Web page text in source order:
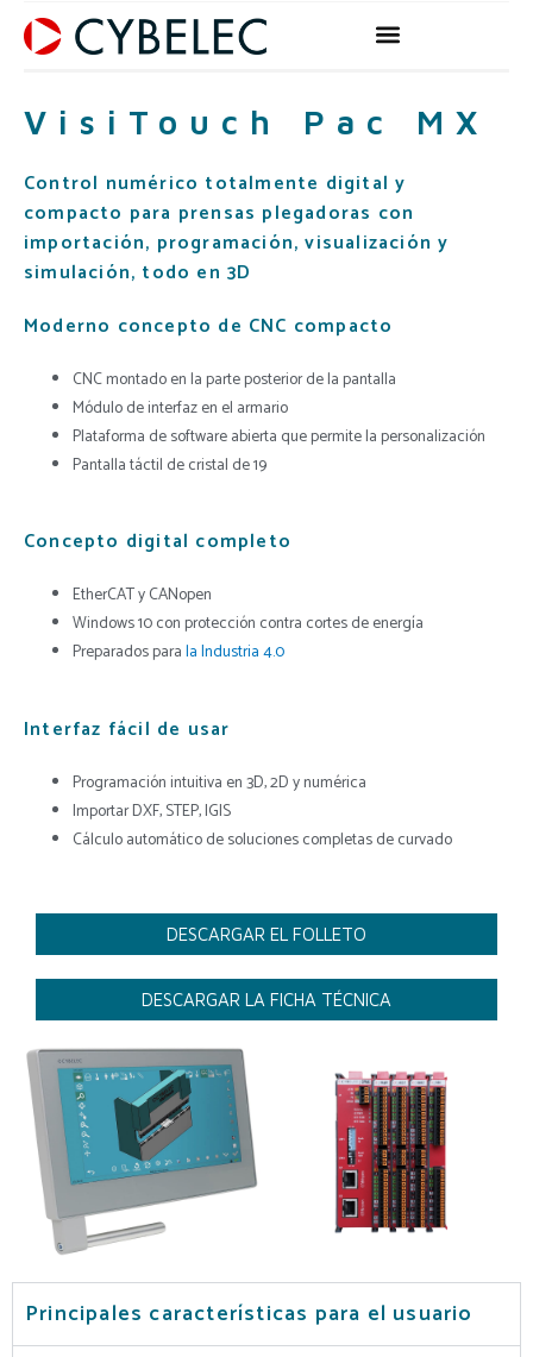
VisiTouch Pac MX
Control numérico totalmente digital y
compacto para prensas plegadoras con
importación, programación, visualización y
simulación, todo en 3D
Moderno concepto de CNC compacto
CNC montado en la parte posterior de la pantalla
Módulo de interfaz en el armario
Plataforma de software abierta que permite la personalización
Pantalla táctil de cristal de 19
Concepto digital completo
EtherCAT y CANopen
Windows 10 con protección contra cortes de energía
Preparados parala Industria 4.0
Interfaz fácil de usar
Programación intuitiva en 3D, 2D y numérica
Importar DXF, STEP, IGIS
Cálculo automático de soluciones completas de curvado
DESCARGAR EL FOLLETO
DESCARGAR LA FICHA TÉCNICA
Principales características para el usuario